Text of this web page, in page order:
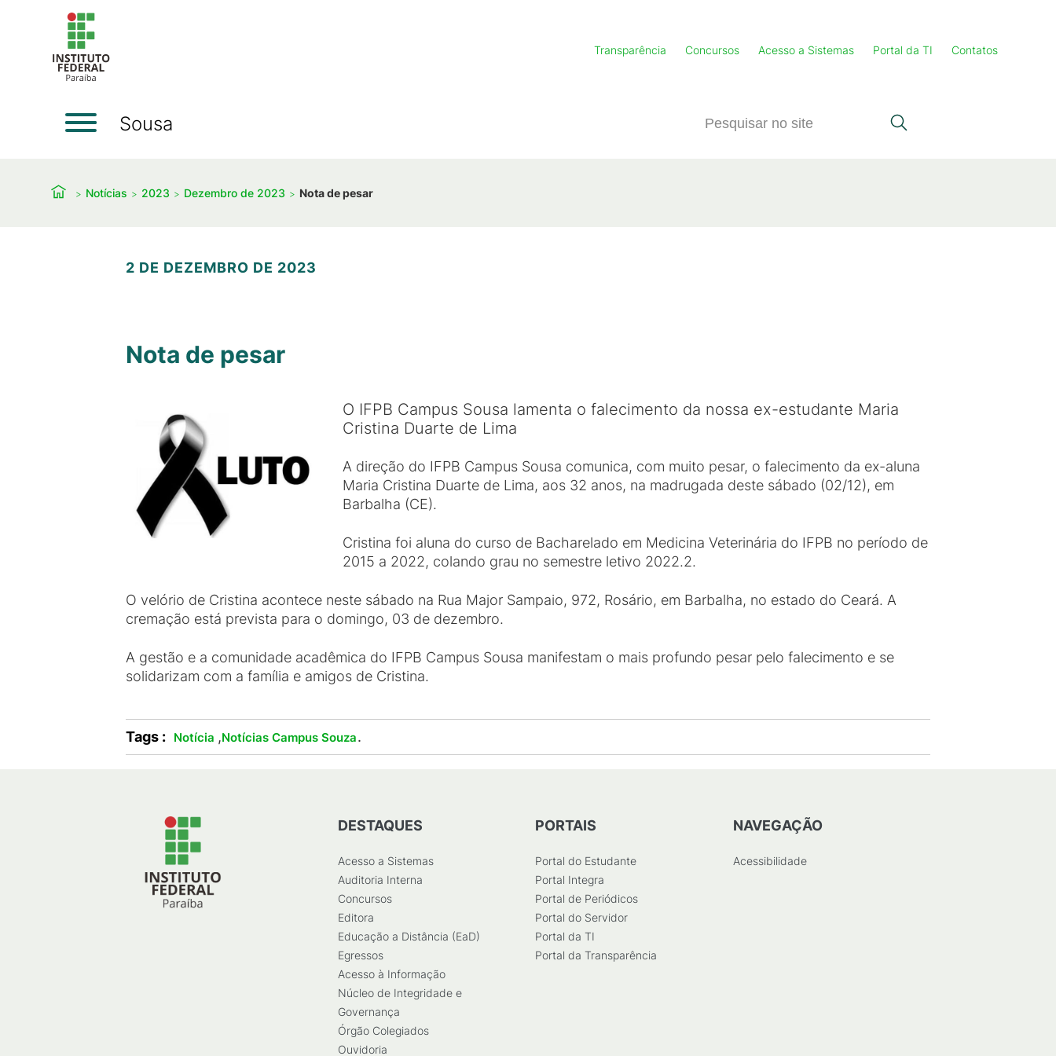
Transparência Concursos Acesso a Sistemas Portal da TI Contatos
Sousa
Notícias 2023 Dezembro de 2023 Nota de pesar
2 DE DEZEMBRO DE 2023
Nota de pesar
O IFPB Campus Sousa lamenta o falecimento da nossa ex-estudante Maria
Cristina Duarte de Lima
A direção do IFPB Campus Sousa comunica, com muito pesar, o falecimento da ex-aluna
Maria Cristina Duarte de Lima, aos 32 anos, na madrugada deste sábado (02/12), em
Barbalha (CE).
Cristina foi aluna do curso de Bacharelado em Medicina Veterinária do IFPB no período de
2015 a 2022, colando grau no semestre letivo 2022.2.
O velório de Cristina acontece neste sábado na Rua Major Sampaio, 972, Rosário, em Barbalha, no estado do Ceará. A
cremação está prevista para o domingo, 03 de dezembro.
A gestão e a comunidade acadêmica do IFPB Campus Sousa manifestam o mais profundo pesar pelo falecimento e se
solidarizam com a família e amigos de Cristina.
Tags : Notícia ,Notícias Campus Souza.
DESTAQUES
Acesso a Sistemas
Auditoria Interna
Concursos
Editora
Educação a Distância (EaD)
Egressos
Acesso à Informação
Núcleo de Integridade e
Governança
Órgão Colegiados
Ouvidoria
PORTAIS
Portal do Estudante
Portal Integra
Portal de Periódicos
Portal do Servidor
Portal da TI
Portal da Transparência
NAVEGAÇÃO
Acessibilidade